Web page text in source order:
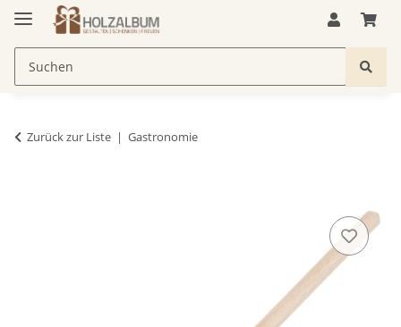
Zurück zur Liste Gastronomie